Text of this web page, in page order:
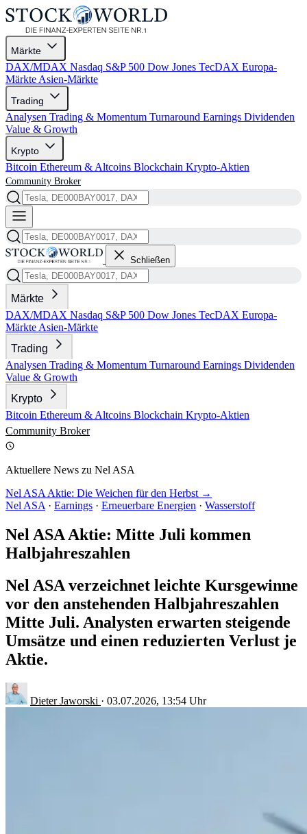
Märkte
DAX/MDAX Nasdaq S&P 500 Dow Jones TecDAX Europa-
Märkte Asien-Märkte
Trading
Analysen Trading & Momentum Turnaround Earnings Dividenden
Value & Growth
Krypto
Bitcoin Ethereum & Altcoins Blockchain Krypto-Aktien
Community Broker
Schließen
Märkte
DAX/MDAX Nasdaq S&P 500 Dow Jones TecDAX Europa-
Märkte Asien-Märkte
Trading
Analysen Trading & Momentum Turnaround Earnings Dividenden
Value & Growth
Krypto
Bitcoin Ethereum & Altcoins Blockchain Krypto-Aktien
Community Broker
Aktuellere News zu Nel ASA
Nel ASA Aktie: Die Weichen für den Herbst →
Nel ASA · Earnings · Erneuerbare Energien · Wasserstoff
Nel ASA Aktie: Mitte Juli kommen
Halbjahreszahlen
Nel ASA verzeichnet leichte Kursgewinne
vor den anstehenden Halbjahreszahlen
Mitte Juli. Analysten erwarten steigende
Umsätze und einen reduzierten Verlust je
Aktie.
Dieter Jaworski · 03.07.2026, 13:54 Uhr